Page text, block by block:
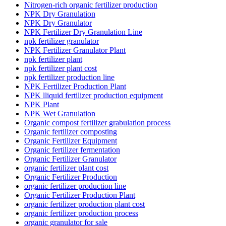
Nitrogen-rich organic fertilizer production
NPK Dry Granulation
NPK Dry Granulator
NPK Fertilizer Dry Granulation Line
npk fertilizer granulator
NPK Fertilizer Granulator Plant
npk fertilizer plant
npk fertilizer plant cost
npk fertilizer production line
NPK Fertilizer Production Plant
NPK lliquid fertilizer production equipment
NPK Plant
NPK Wet Granulation
Organic compost fertilizer grabulation process
Organic fertilizer composting
Organic Fertilizer Equipment
Organic fertilizer fermentation
Organic Fertilizer Granulator
organic fertilizer plant cost
Organic Fertilizer Production
organic fertilizer production line
Organic Fertilizer Production Plant
organic fertilizer production plant cost
organic fertilizer production process
organic granulator for sale